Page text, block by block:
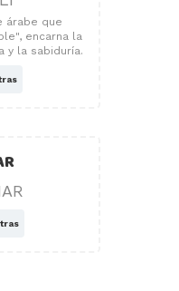
árabe que
encarna la
y la sabiduría.